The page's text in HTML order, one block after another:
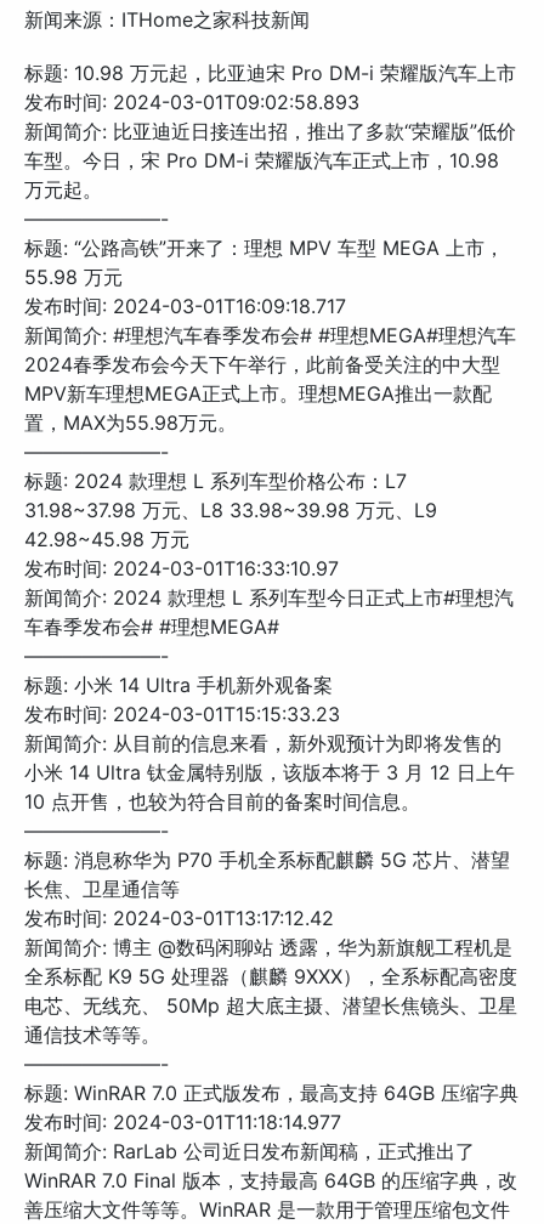
新闻来源：ITHome之家科技新闻
标题: 10.98 万元起，比亚迪宋 Pro DM-i 荣耀版汽车上市
发布时间: 2024-03-01T09:02:58.893
新闻简介: 比亚迪近日接连出招，推出了多款“荣耀版”低价
车型。今日，宋 Pro DM-i 荣耀版汽车正式上市，10.98
万元起。
———————-
标题: “公路高铁”开来了：理想 MPV 车型 MEGA 上市，
55.98 万元
发布时间: 2024-03-01T16:09:18.717
新闻简介: #理想汽车春季发布会# #理想MEGA#理想汽车
2024春季发布会今天下午举行，此前备受关注的中大型
MPV新车理想MEGA正式上市。理想MEGA推出一款配
置，MAX为55.98万元。
———————-
标题: 2024 款理想 L 系列车型价格公布：L7
31.98~37.98 万元、L8 33.98~39.98 万元、L9
42.98~45.98 万元
发布时间: 2024-03-01T16:33:10.97
新闻简介: 2024 款理想 L 系列车型今日正式上市#理想汽
车春季发布会# #理想MEGA#
———————-
标题: 小米 14 Ultra 手机新外观备案
发布时间: 2024-03-01T15:15:33.23
新闻简介: 从目前的信息来看，新外观预计为即将发售的
小米 14 Ultra 钛金属特别版，该版本将于 3 月 12 日上午
10 点开售，也较为符合目前的备案时间信息。
———————-
标题: 消息称华为 P70 手机全系标配麒麟 5G 芯片、潜望
长焦、卫星通信等
发布时间: 2024-03-01T13:17:12.42
新闻简介: 博主 @数码闲聊站 透露，华为新旗舰工程机是
全系标配 K9 5G 处理器（麒麟 9XXX），全系标配高密度
电芯、无线充、 50Mp 超大底主摄、潜望长焦镜头、卫星
通信技术等等。
———————-
标题: WinRAR 7.0 正式版发布，最高支持 64GB 压缩字典
发布时间: 2024-03-01T11:18:14.977
新闻简介: RarLab 公司近日发布新闻稿，正式推出了
WinRAR 7.0 Final 版本，支持最高 64GB 的压缩字典，改
善压缩大文件等等。WinRAR 是一款用于管理压缩包文件